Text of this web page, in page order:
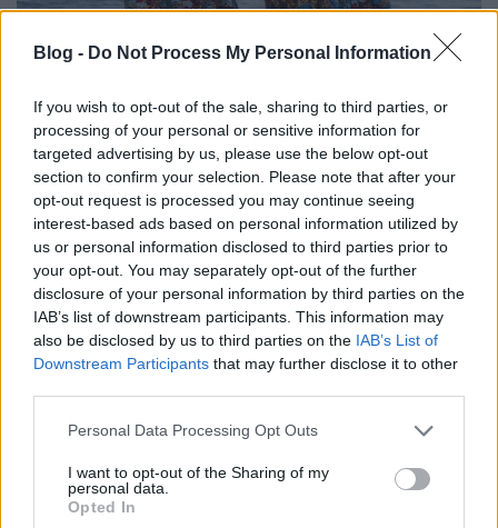
Blog - Do Not Process My Personal Information
If you wish to opt-out of the sale, sharing to third parties, or
processing of your personal or sensitive information for
targeted advertising by us, please use the below opt-out
section to confirm your selection. Please note that after your
opt-out request is processed you may continue seeing
interest-based ads based on personal information utilized by
us or personal information disclosed to third parties prior to
your opt-out. You may separately opt-out of the further
disclosure of your personal information by third parties on the
IAB’s list of downstream participants. This information may
also be disclosed by us to third parties on the IAB’s List of
Downstream Participants that may further disclose it to other
Please note that this website/app uses one or more Google
not limited to your visit or usage behaviour. You may click to
grant or deny consent to Google and its third-party tags to
use your data for below specified purposes in below Google
Personal Data Processing Opt Outs
I want to opt-out of the Sharing of my
personal data.
Opted In
lelkesítő afropop. The Zawose
Queens: Maisha (lemezkritika)
RRRecorder•2024. október 01.
A tanzániai gogo nép zenéjének legismertebb
képviselője a Dr Hukwe Zawose volt. Ezt a zenekart
lánya és unokája, Pendo és Leah alapították, akik
saját szerzeményeiket játsszák. Ez a kritika először a
Recorder magazin 117. számában jelent meg.